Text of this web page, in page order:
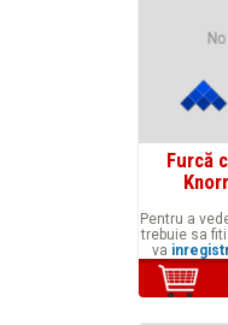
Furcă
Pentru a
trebuie sa
va